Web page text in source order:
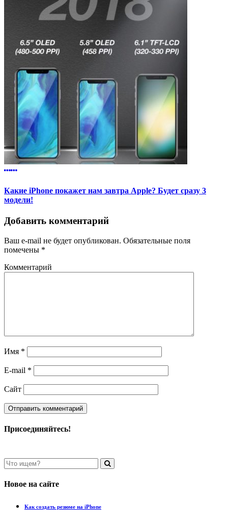
Какие iPhone покажет нам завтра Apple? Будет сразу 3
модели!
Добавить комментарий
Ваш e-mail не будет опубликован. Обязательные поля
помечены *
Комментарий
Имя *
E-mail *
Сайт
Присоединяйтесь!
Новое на сайте
Как создать резюме на iPhone